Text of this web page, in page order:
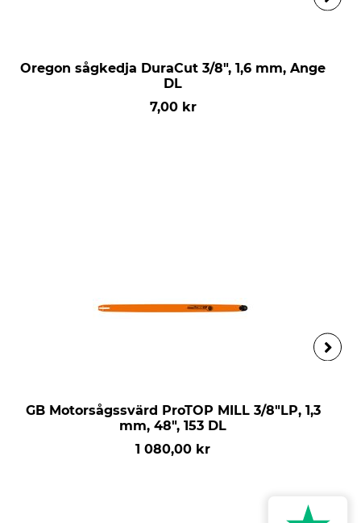
Oregon sågkedja DuraCut 3/8", 1,6 mm, Ange
DL
7,00 kr
GB Motorsågssvärd ProTOP MILL 3/8"LP, 1,3
mm, 48", 153 DL
1 080,00 kr